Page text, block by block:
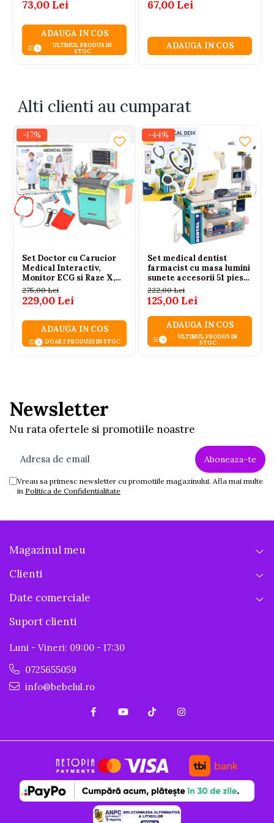
Suport pentru accesorii
Oglinda dentara cu lumina
Ochelari
Certificari: CE, EN71
73,00 Lei
ADAUGA IN COS
ULTIMUL PRODUS IN
STOC
67,00 Lei
ADAUGA IN COS
Alti clienti au cumparat
-17%
Set Doctor cu Carucior
Medical Interactiv,
Monitor ECG si Raze X,
Lumini si Sunete,
Accesorii Medicale, 3
ani+
275,00 Lei
229,00 Lei
ADAUGA IN COS
DOAR 2 PRODUSE IN STOC
-44%
Set medical dentist
farmacist cu masa lumini
sunete accesorii 51 piese,
3 ani+
222,00 Lei
125,00 Lei
ADAUGA IN COS
ULTIMUL PRODUS IN
STOC
Newsletter
Nu rata ofertele si promotiile noastre
Vreau sa primesc newsletter cu promotiile magazinului. Afla mai multe
in Politica de Confidentialitate
Magazinul meu
Clienti
Date comerciale
Suport clienti
Luni - Vineri: 09:00 - 17:30
0725655059
info@bebelul.ro